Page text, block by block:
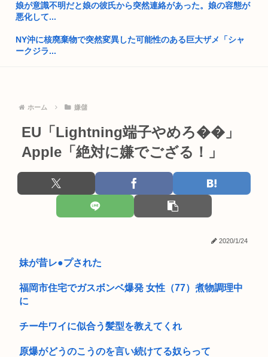
【画像】みつどもえの長女、改めて見直してみると普通に美少
女www
小野田紀美大臣「憲法で定められた国民の義務は【勤労・納
税・教育】...
「(玉城デニー知事は)極左暴力集団が全部支えている」大浜一
外国人「日本の女は世界で最も醜い。見た目も性格もブサイ
ク」 10...
自民党「グエンやクルドなら介護士資格なくても介護の仕事し
てええで...
ワイ、学校内で姫的ポジションを取らされて性癖がバグり始め
娘が意識不明だと娘の彼氏から突然連絡があった。娘の容態が
悪化して...
NY沖に核廃棄物で突然変異した可能性のある巨大ザメ「シャ
ークジラ...
ぞ！！...
片山さつき、高市反逆罪で粛清へwww
阿波踊り 踊り子女性の体の一部“強調動画”拡散
B’z稲葉浩志の歌詞は何かに本気で取り組んでみないと実感と
してわ...
「踊る大捜査線」新作に声優4人出演 立木文彦・津田健次郎・
白そう...
親戚の叔父さんが経営してる漬物工場が人手不足でヤバいらし
い
リー...
ジャパネットたかた、高市早苗にブチギレwww
ホーム 嫌儲
EU「Lightning端子やめろ��」
Apple「絶対に嫌でござる！」
2020/1/24
妹が昔レ●プされた
福岡市住宅でガスボンベ爆発 女性（77）煮物調理中
に
チー牛ワイに似合う髪型を教えてくれ
原爆がどうのこうのを言い続けてる奴らって